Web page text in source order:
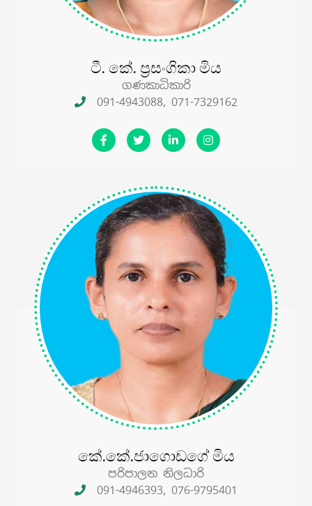
ටී. කේ. ප්‍රසංගිකා මිය
ගණකාධිකාරි
091-4943088, 071-7329162
කේ.කේ.ජාගොඩගේ මිය
පරිපාලන නිලධාරි
091-4946393, 076-9795401